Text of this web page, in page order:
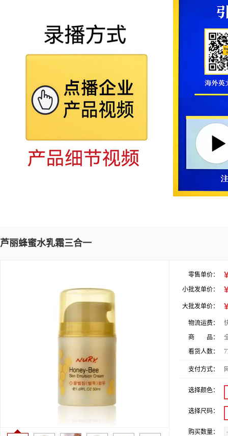
芦丽蜂蜜水乳霜三合一
零售单价：
小批发单价：
大批发单价：
物流运费：
商 品：
看货人数：
支付方式：
选择颜色：
选择尺码：
购买数量：